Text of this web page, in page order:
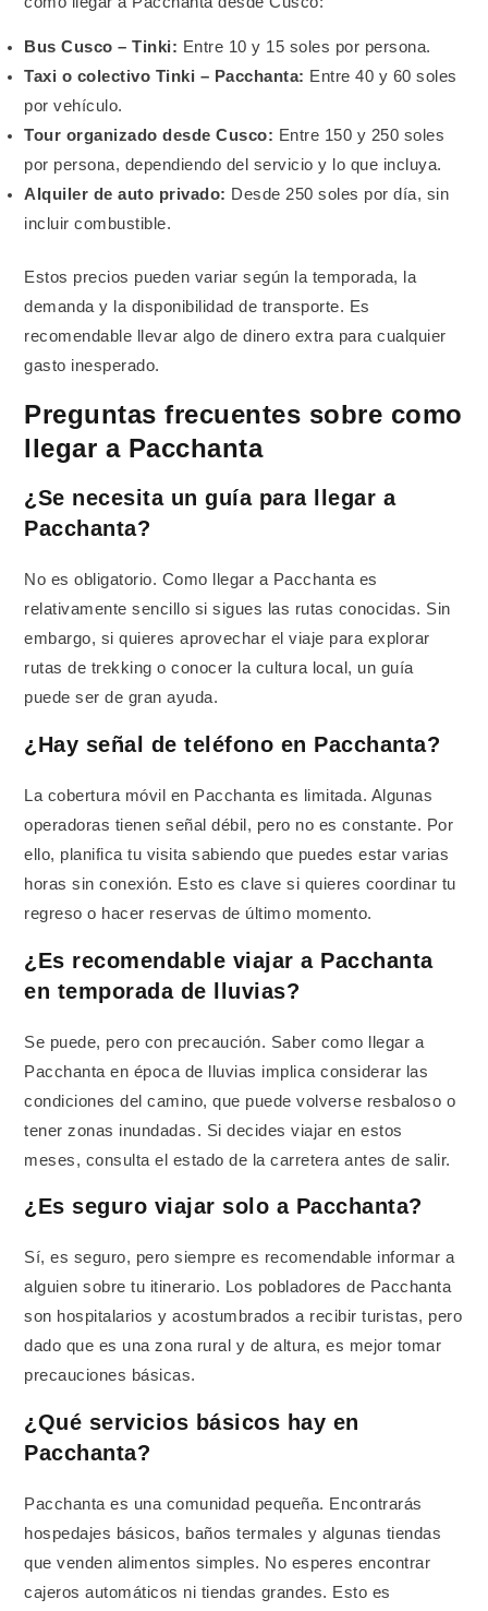
Bus Cusco – Tinki: Entre 10 y 15 soles por persona.
Taxi o colectivo Tinki – Pacchanta: Entre 40 y 60 soles
por vehículo.
Tour organizado desde Cusco: Entre 150 y 250 soles
por persona, dependiendo del servicio y lo que incluya.
Alquiler de auto privado: Desde 250 soles por día, sin
incluir combustible.
Estos precios pueden variar según la temporada, la
demanda y la disponibilidad de transporte. Es
recomendable llevar algo de dinero extra para cualquier
gasto inesperado.
Preguntas frecuentes sobre como
llegar a Pacchanta
¿Se necesita un guía para llegar a
Pacchanta?
No es obligatorio. Como llegar a Pacchanta es
relativamente sencillo si sigues las rutas conocidas. Sin
embargo, si quieres aprovechar el viaje para explorar
rutas de trekking o conocer la cultura local, un guía
puede ser de gran ayuda.
¿Hay señal de teléfono en Pacchanta?
La cobertura móvil en Pacchanta es limitada. Algunas
operadoras tienen señal débil, pero no es constante. Por
ello, planifica tu visita sabiendo que puedes estar varias
horas sin conexión. Esto es clave si quieres coordinar tu
regreso o hacer reservas de último momento.
¿Es recomendable viajar a Pacchanta
en temporada de lluvias?
Se puede, pero con precaución. Saber como llegar a
Pacchanta en época de lluvias implica considerar las
condiciones del camino, que puede volverse resbaloso o
tener zonas inundadas. Si decides viajar en estos
meses, consulta el estado de la carretera antes de salir.
¿Es seguro viajar solo a Pacchanta?
Sí, es seguro, pero siempre es recomendable informar a
alguien sobre tu itinerario. Los pobladores de Pacchanta
son hospitalarios y acostumbrados a recibir turistas, pero
dado que es una zona rural y de altura, es mejor tomar
precauciones básicas.
¿Qué servicios básicos hay en
Pacchanta?
Pacchanta es una comunidad pequeña. Encontrarás
hospedajes básicos, baños termales y algunas tiendas
que venden alimentos simples. No esperes encontrar
cajeros automáticos ni tiendas grandes. Esto es